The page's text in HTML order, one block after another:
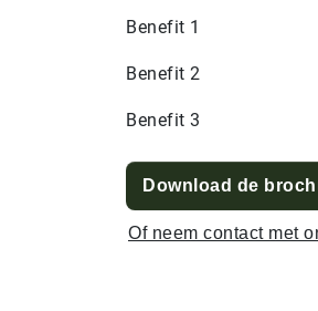
Benefit 1
Benefit 2
Benefit 3
Download de
Of neem contact met